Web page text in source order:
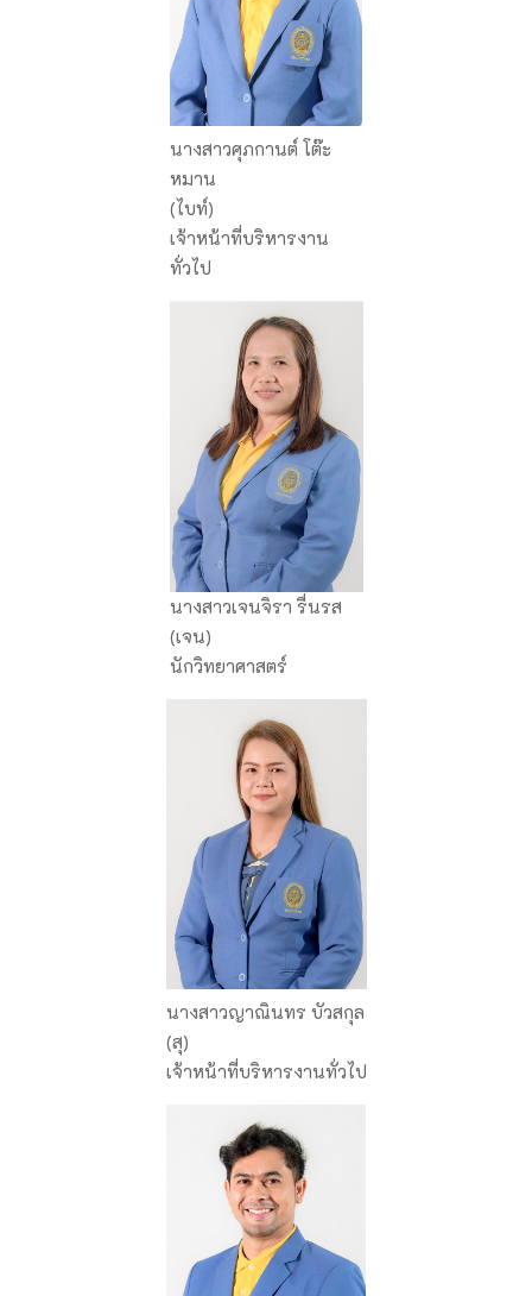
นางสาวศุภกานต์ โต๊ะ
หมาน
(ไบท์)
เจ้าหน้าที่บริหารงาน
ทั่วไป
นางสาวเจนจิรา รื่นรส
(เจน)
นักวิทยาศาสตร์
นางสาวญาณินทร บัวสกุล
(สุ)
เจ้าหน้าที่บริหารงานทั่วไป